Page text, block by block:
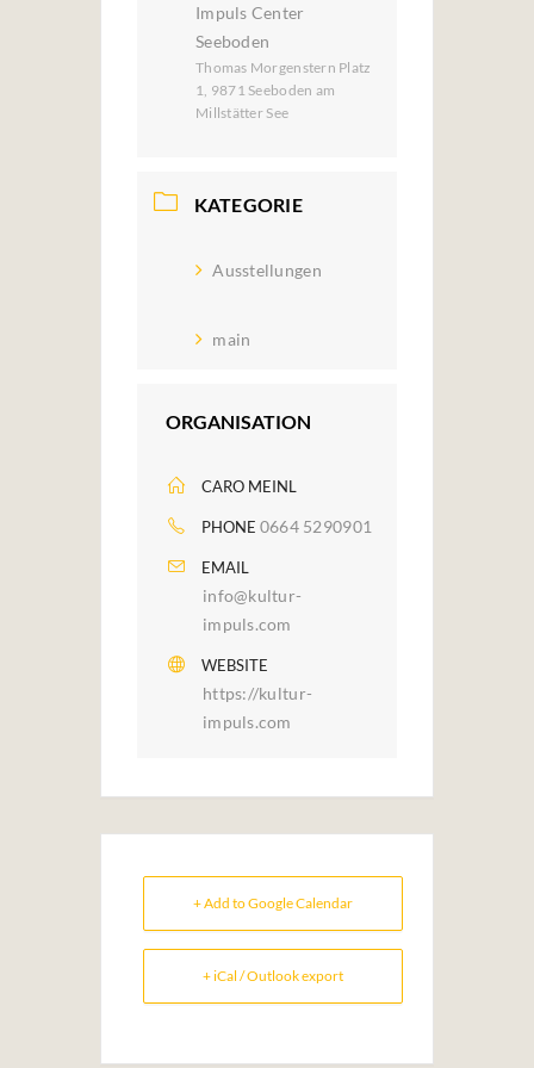
Impuls Center
Seeboden
Thomas Morgenstern Platz
1, 9871 Seeboden am
Millstätter See
KATEGORIE
Ausstellungen
main
ORGANISATION
CARO MEINL
PHONE 0664 5290901
EMAIL
info@kultur-
impuls.com
WEBSITE
https://kultur-
impuls.com
+ Add to Google Calendar
+ iCal / Outlook export